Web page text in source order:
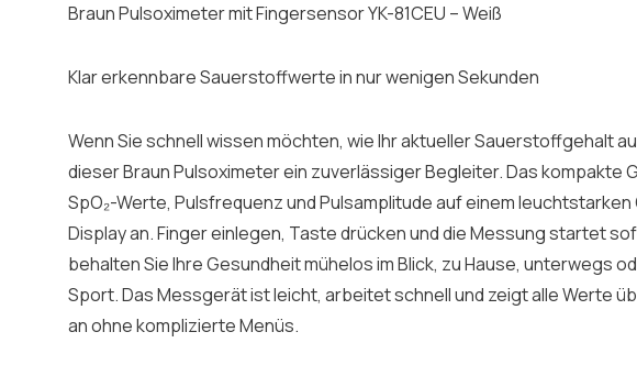
Braun Pulsoximeter mit Fingersensor YK-81CEU – Weiß
Klar erkennbare Sauerstoffwerte in nur wenigen Sekunden
Wenn Sie schnell wissen möchten, wie Ihr aktueller Sauerstoffgehalt
dieser Braun Pulsoximeter ein zuverlässiger Begleiter. Das kompakte
SpO₂-Werte, Pulsfrequenz und Pulsamplitude auf einem leuchtstarken
Display an. Finger einlegen, Taste drücken und die Messung startet
behalten Sie Ihre Gesundheit mühelos im Blick, zu Hause, unterwegs
Sport. Das Messgerät ist leicht, arbeitet schnell und zeigt alle Werte
an ohne komplizierte Menüs.